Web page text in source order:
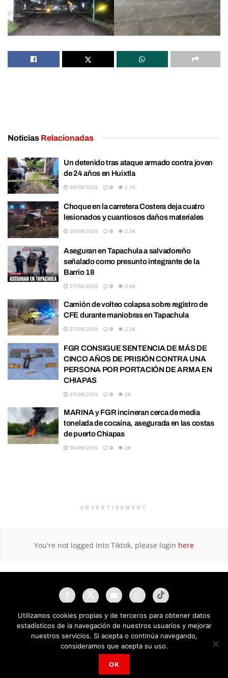
Noticias Relacionadas
Un detenido tras ataque armado contra joven
de 24 años en Huixtla
08/08/2026 0 2.1K
Choque en la carretera Costera deja cuatro
lesionados y cuantiosos daños materiales
08/08/2026 0 2.3K
Aseguran en Tapachula a salvadoreño
señalado como presunto integrante de la
Barrio 18
07/08/2026 0 3.6K
Camión de volteo colapsa sobre registro de
CFE durante maniobras en Tapachula
07/08/2026 0 2.2K
FGR CONSIGUE SENTENCIA DE MÁS DE
CINCO AÑOS DE PRISIÓN CONTRA UNA
PERSONA POR PORTACIÓN DE ARMA EN
CHIAPAS
07/08/2026 0 2K
MARINA y FGR incineran cerca de media
tonelada de cocaína, asegurada en las costas
de puerto Chiapas
06/08/2026 0 2K
ADVERTISEMENT
You're not logged into Tiktok, please login here
NAU Noticias A Tiempo Universales © 2025
Utilizamos cookies propias y de terceros para obtener datos
estadísticos de la navegación de nuestros usuarios y mejorar
nuestros servicios. Si acepta o continúa navegando,
consideramos que acepta su uso.
OK